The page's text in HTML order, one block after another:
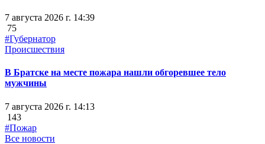
7 августа 2026 г. 14:39
75
#Губернатор
Происшествия
В Братске на месте пожара нашли обгоревшее тело
мужчины
7 августа 2026 г. 14:13
143
#Пожар
Все новости